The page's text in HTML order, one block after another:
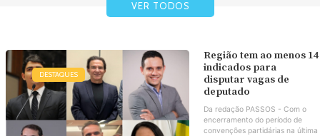
VER TODOS
DESTAQUES
Região tem ao menos 14
indicados para
disputar vagas de
deputado
Da redação PASSOS - Com o
encerramento do período de
convenções partidárias na última